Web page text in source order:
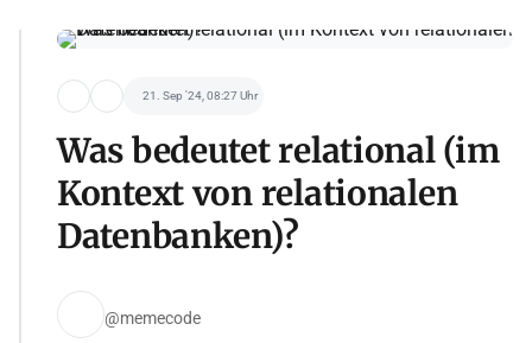
21. Sep '24, 08:27 Uhr
Was bedeutet relational (im
Kontext von relationalen
Datenbanken)?
@memecode